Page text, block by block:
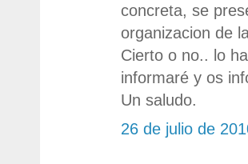
concreta, se
organizacion de
Cierto o no.. lo
informaré y os
Un saludo.
26 de julio de